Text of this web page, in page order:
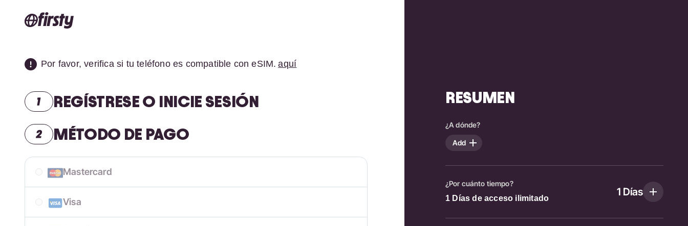
Por favor, verifica si tu teléfono es compatible con eSIM. aquí
REGÍSTRESE O INICIE SESIÓN
MÉTODO DE PAGO
Mastercard
Visa
RESUMEN
¿A dónde?
Add
¿Por cuánto tiempo?
1 Días de acceso ilimitado
1 Días